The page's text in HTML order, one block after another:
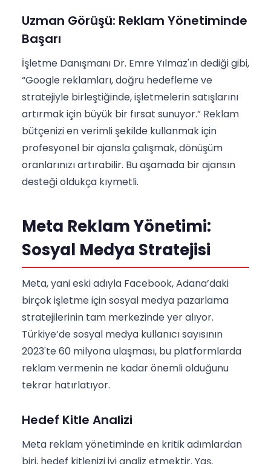
Uzman Görüşü: Reklam Yönetiminde
Başarı
İşletme Danışmanı Dr. Emre Yılmaz'ın dediği gibi,
“Google reklamları, doğru hedefleme ve
stratejiyle birleştiğinde, işletmelerin satışlarını
artırmak için büyük bir fırsat sunuyor.” Reklam
bütçenizi en verimli şekilde kullanmak için
profesyonel bir ajansla çalışmak, dönüşüm
oranlarınızı artırabilir. Bu aşamada bir ajansın
desteği oldukça kıymetli.
Meta Reklam Yönetimi:
Sosyal Medya Stratejisi
Meta, yani eski adıyla Facebook, Adana’daki
birçok işletme için sosyal medya pazarlama
stratejilerinin tam merkezinde yer alıyor.
Türkiye’de sosyal medya kullanıcı sayısının
2023'te 60 milyona ulaşması, bu platformlarda
reklam vermenin ne kadar önemli olduğunu
tekrar hatırlatıyor.
Hedef Kitle Analizi
Meta reklam yönetiminde en kritik adımlardan
biri, hedef kitlenizi iyi analiz etmektir. Yaş,